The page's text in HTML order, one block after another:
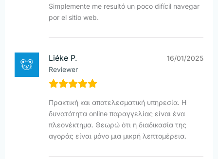
Simplemente me resultó un poco difícil navegar
por el sitio web.
Liéke P.
Reviewer
16/01/2025
Πρακτική και αποτελεσματική υπηρεσία. Η
δυνατότητα online παραγγελίας είναι ένα
πλεονέκτημα. Θεωρώ ότι η διαδικασία της
αγοράς είναι μόνο μια μικρή λεπτομέρεια.